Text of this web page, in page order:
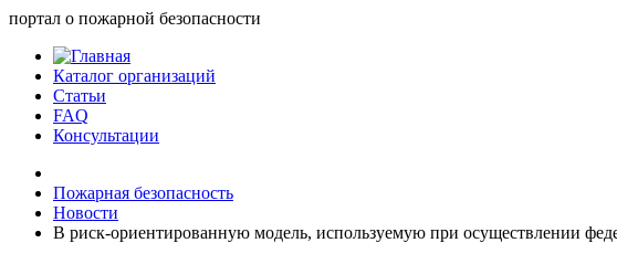
портал о пожарной безопасности
Каталог организаций
Статьи
FAQ
Консультации
Пожарная безопасность
Новости
В риск-ориентированную модель, используемую при осуществлении